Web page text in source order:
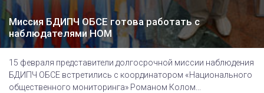
Миссия БДИПЧ ОБСЕ готова работать с
наблюдателями НОМ
15 февраля представители долгосрочной миссии наблюдения
БДИПЧ ОБСЕ встретились с координатором «Национального
общественного мониторинга» Романом Колом...